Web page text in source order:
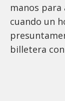
manos
cuando un
billetera